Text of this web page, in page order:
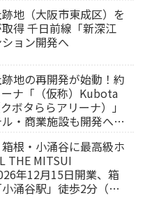
地（大阪市東成区）を
得 千日前線「新深江
ョン開発へ
地の再開発が始動！約
ナ「（仮称）Kubota
ボタららアリーナ）」
・商業施設も開発へ
根・小涌谷に最高級ホ
THE MITSUI
年12月15日開業、箱
涌谷駅」徒歩2分（旅